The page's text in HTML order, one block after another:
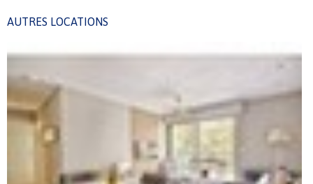
AUTRES LOCATIONS